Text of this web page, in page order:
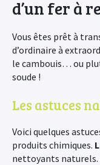
d’un fer à
Vous êtes prêt à
d’ordinaire à
le cambouis… ou
soude !
Les astuces
Voici quelques
produits chimiques.
nettoyants naturels.